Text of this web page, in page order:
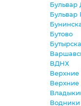
Бульвар
Бульвар
Бутово
ВДНХ
Верхние
Водники